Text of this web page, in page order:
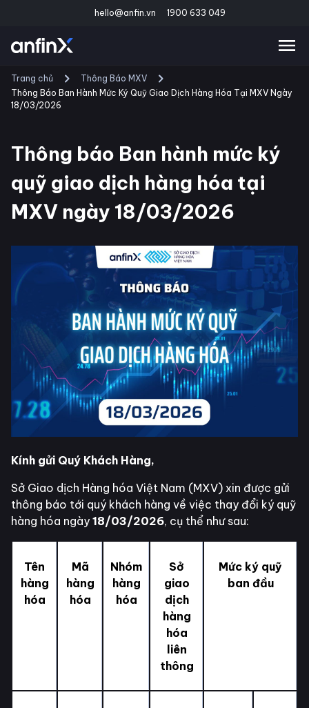
hello@anfin.vn 1900 633 049
Trang chủ
Thông Báo MXV
Thông Báo Ban Hành Mức Ký Quỹ Giao Dịch Hàng Hóa Tại MXV Ngày
18/03/2026
Thông báo Ban hành mức ký
quỹ giao dịch hàng hóa tại
MXV ngày 18/03/2026
Kính gửi Quý Khách Hàng,
Sở Giao dịch Hàng hóa Việt Nam (MXV) xin được gửi
thông báo tới quý khách hàng về việc thay đổi ký quỹ
hàng hóa ngày 18/03/2026, cụ thể như sau:
Tên
hàng
hóa
Mã
hàng
hóa
Nhóm
hàng
hóa
Sở
giao
dịch
hàng
hóa
liên
thông
Mức ký quỹ
ban đầu